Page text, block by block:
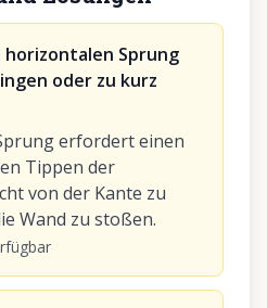
Sprung
oder zu kurz
erfordert einen
Tippen der
von der Kante zu
Wand zu stoßen.